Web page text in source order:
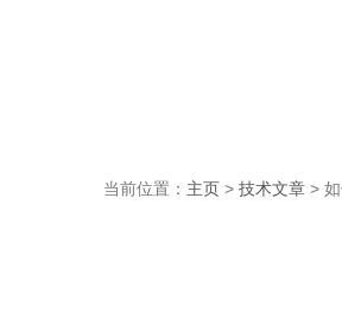
当前位置： 主页> 技术文章> 如